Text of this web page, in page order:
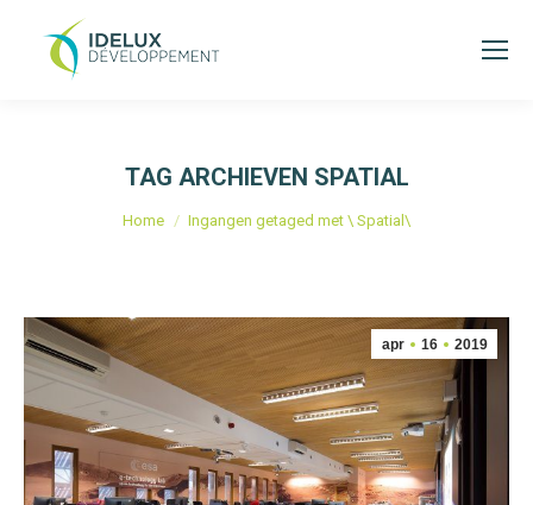
TAG ARCHIEVEN SPATIAL
Je bent hier:
Home Ingangen getaged met \ Spatial\
apr 16 2019